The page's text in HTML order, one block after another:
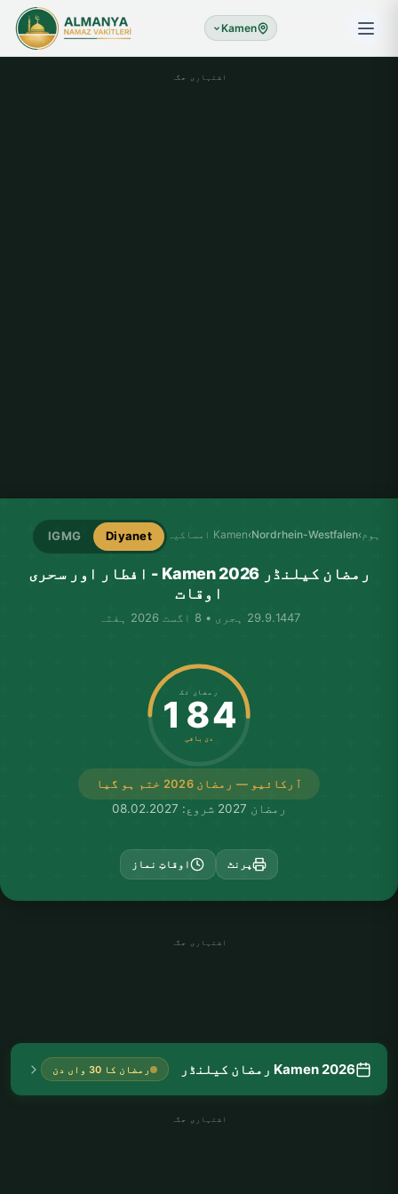
Kamen
اشتہاری جگہ
ہوم ›
Nordrhein-Westfalen
›Kamen امساکیہ Diyanet
IGMG
رمضان کیلنڈر Kamen 2026 - افطار اور سحری
اوقات
29.9.1447 ہجری • 8 اگست 2026 ہفتہ
آرکائیو — رمضان 2026 ختم ہو گیا
رمضان تک
184
دن باقی
رمضان 2027 شروع: 08.02.2027
پرنٹ اوقاتِ نماز
اشتہاری جگہ
Kamen 2026 رمضان کیلنڈر رمضان کا 30 واں دن
اشتہاری جگہ